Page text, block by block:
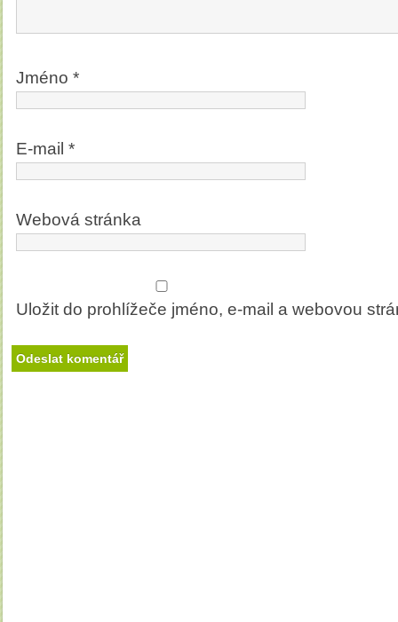
Jméno *
E-mail *
Webová stránka
Uložit do prohlížeče jméno, e-mail a webovou